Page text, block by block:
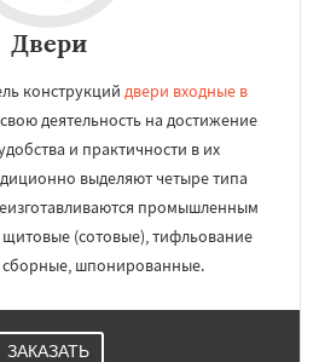
Двери
конструкций двери входные в
деятельность на достижение
и практичности в их
выделяют четыре типа
промышленным
(сотовые), тифльование
сборные, шпонированные.
ЗАКАЗАТЬ